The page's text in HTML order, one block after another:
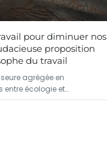
pour diminuer nos
proposition
du travail
agrégée en
entre écologie et…